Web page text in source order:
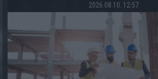
2026.08.10. 12:57